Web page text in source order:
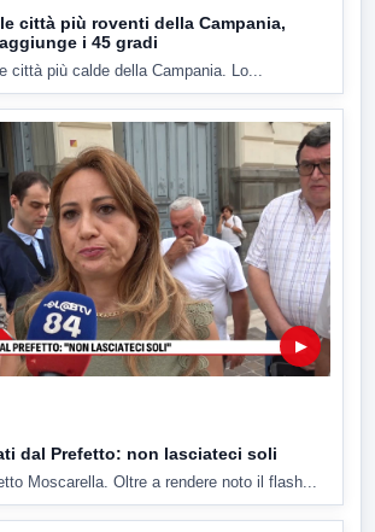
città più roventi della Campania,
i 45 gradi
città più calde della Campania. Lo...
▶
dal Prefetto: non lasciateci soli
Moscarella. Oltre a rendere noto il flash...